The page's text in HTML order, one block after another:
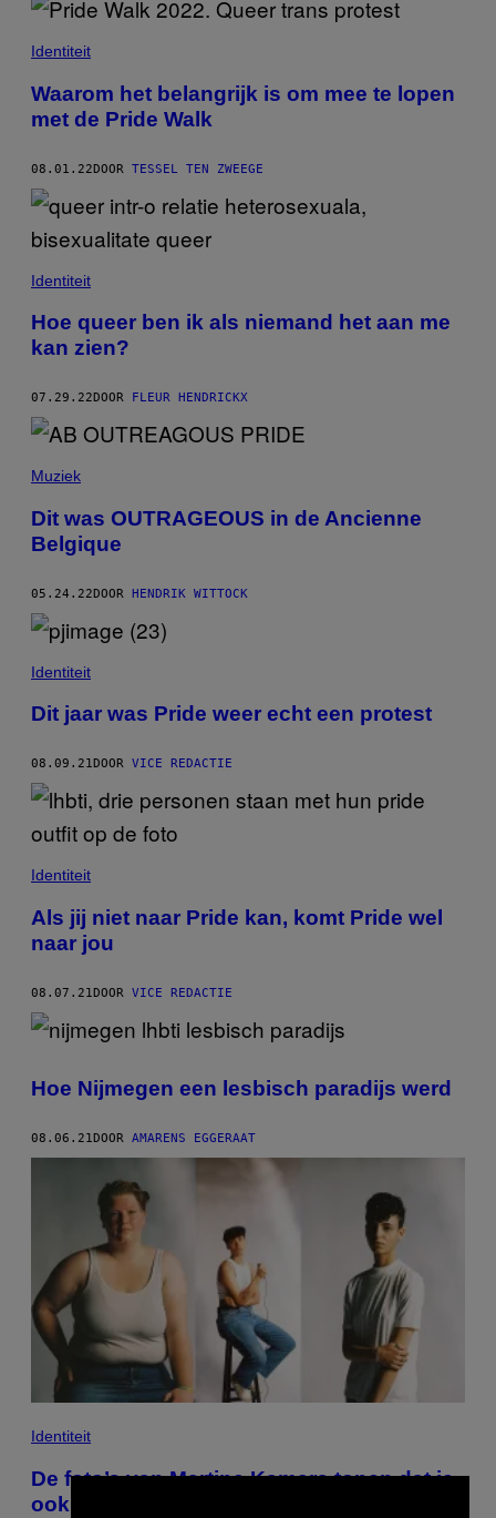
Identiteit
Waarom het belangrijk is om mee te lopen
met de Pride Walk
08.01.22DOOR TESSEL TEN ZWEEGE
Identiteit
Hoe queer ben ik als niemand het aan me
kan zien?
07.29.22 DOOR FLEUR HENDRICKX
Muziek
Dit was OUTRAGEOUS in de Ancienne
Belgique
05.24.22DOOR HENDRIK WITTOCK
Identiteit
Dit jaar was Pride weer echt een protest
08.09.21 DOOR VICE REDACTIE
Identiteit
Als jij niet naar Pride kan, komt Pride wel
naar jou
08.07.21DOOR VICE REDACTIE
Hoe Nijmegen een lesbisch paradijs werd
08.06.21 DOOR AMARENS EGGERAAT
Identiteit
De foto’s van Martine Kamara tonen dat je
ook met grote borsten en heupen